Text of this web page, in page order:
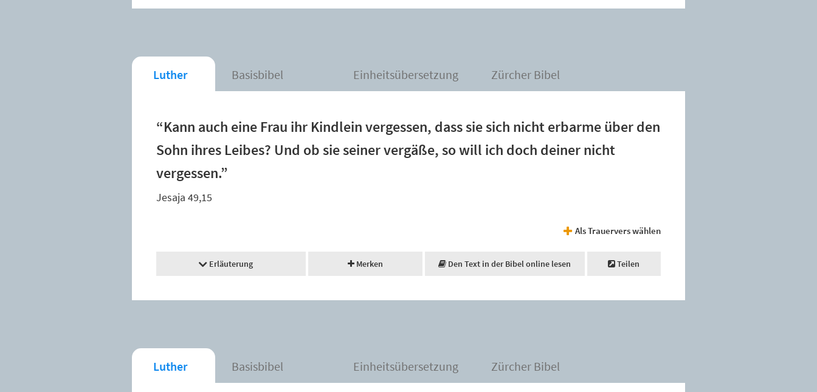
Luther Basisbibel Einheitsübersetzung Zürcher Bibel
“Kann auch eine Frau ihr Kindlein vergessen, dass sie sich nicht erbarme über den
Sohn ihres Leibes? Und ob sie seiner vergäße, so will ich doch deiner nicht
vergessen.”
Jesaja 49,15
Als Trauervers wählen
Erläuterung Merken Den Text in der Bibel online lesen Teilen
Luther Basisbibel Einheitsübersetzung Zürcher Bibel